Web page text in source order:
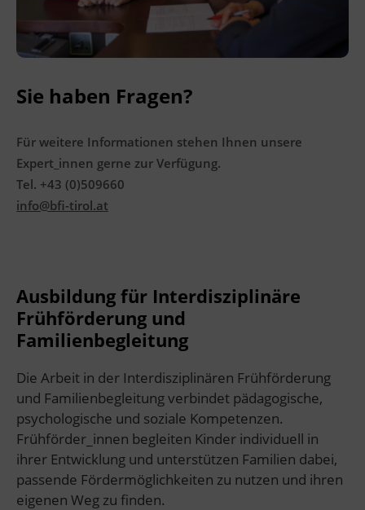
Sie haben Fragen?
Für weitere Informationen stehen Ihnen unsere
Expert_innen gerne zur Verfügung.
Tel. +43 (0)509660
info@bfi-tirol.at
Ausbildung für Interdisziplinäre
Frühförderung und
Familienbegleitung
Die Arbeit in der Interdisziplinären Frühförderung
und Familienbegleitung verbindet pädagogische,
psychologische und soziale Kompetenzen.
Frühförder_innen begleiten Kinder individuell in
ihrer Entwicklung und unterstützen Familien dabei,
passende Fördermöglichkeiten zu nutzen und ihren
eigenen Weg zu finden.